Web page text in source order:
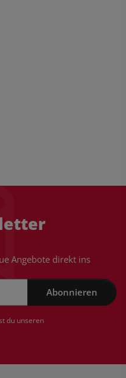
Angebote direkt ins
Abonnieren
du unseren